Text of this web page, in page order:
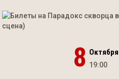
8 Октября
19:00